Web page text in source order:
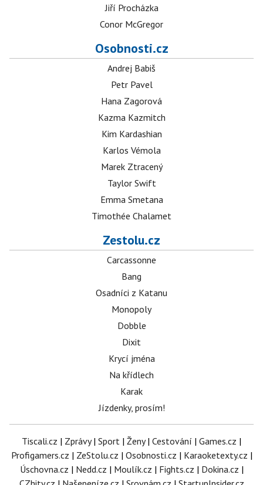
Jiří Procházka
Conor McGregor
Osobnosti.cz
Andrej Babiš
Petr Pavel
Hana Zagorová
Kazma Kazmitch
Kim Kardashian
Karlos Vémola
Marek Ztracený
Taylor Swift
Emma Smetana
Timothée Chalamet
Zestolu.cz
Carcassonne
Bang
Osadníci z Katanu
Monopoly
Dobble
Dixit
Krycí jména
Na křídlech
Karak
Jízdenky, prosím!
Tiscali.cz | Zprávy| Sport | Ženy| Cestování | Games.cz |
Profigamers.cz | ZeStolu.cz | Osobnosti.cz | Karaoketexty.cz |
Úschovna.cz | Nedd.cz | Moulík.cz | Fights.cz | Dokina.cz |